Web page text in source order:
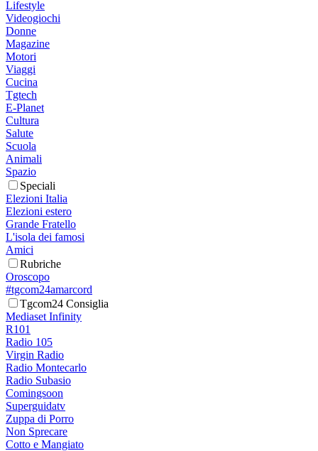
Lifestyle
Videogiochi
Donne
Magazine
Motori
Viaggi
Cucina
Tgtech
E-Planet
Cultura
Salute
Scuola
Animali
Spazio
Speciali
Elezioni Italia
Elezioni estero
Grande Fratello
L'isola dei famosi
Amici
Rubriche
Oroscopo
#tgcom24amarcord
Tgcom24 Consiglia
Mediaset Infinity
R101
Radio 105
Virgin Radio
Radio Montecarlo
Radio Subasio
Comingsoon
Superguidatv
Zuppa di Porro
Non Sprecare
Cotto e Mangiato